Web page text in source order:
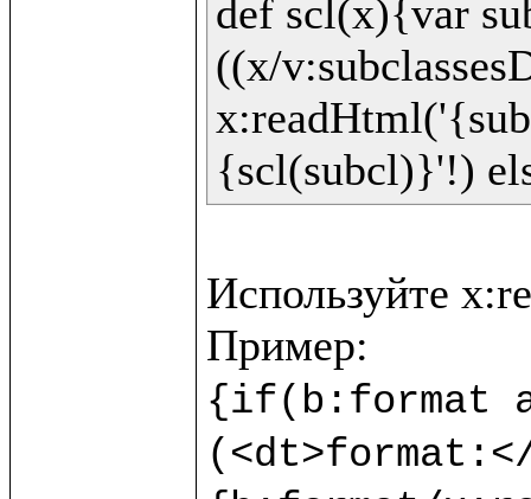
def scl(x){var
((x/
Используйте
{if(b:format